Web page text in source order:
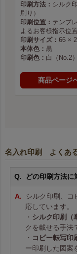
印刷方法： シルク
刷り）
印刷位置： テンプ
よるお客様指示位置
印刷サイズ： 66 ×
本体色： 黒
印刷色： 白（No.2）
商品ページ
名入れ印刷 よくあ
どの印刷方法に
シルク印刷、
応しています。
・ シルク印刷（
クを載せる手法
・ コピー転写印
ー印刷した図案